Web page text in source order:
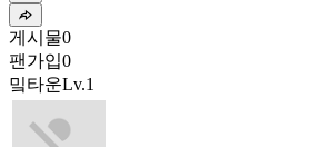
게시물0
팬가입0
밐타운Lv.1